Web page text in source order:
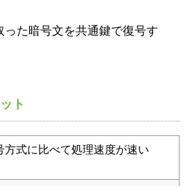
った暗号文を共通鍵で復号す
ト
方式に比べて処理速度が速い